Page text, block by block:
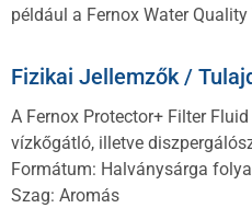
például a Fernox Water Quality
Fizikai Jellemzők /
A Fernox Protector+ Filter
vízkőgátló, illetve
Formátum: Halványsárga
Szag: Aromás